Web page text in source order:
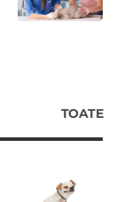
TOATE